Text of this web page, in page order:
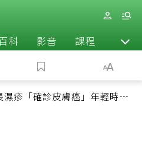
科 影音 課程 退休
疹「確診皮膚癌」年輕時一